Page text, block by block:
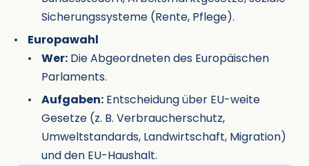
Sicherungssysteme (Rente, Pflege).
Europawahl
Wer: Die Abgeordneten des Europäischen
Parlaments.
Aufgaben: Entscheidung über EU-weite
Gesetze (z. B. Verbraucherschutz,
Umweltstandards, Landwirtschaft, Migration)
und den EU-Haushalt.